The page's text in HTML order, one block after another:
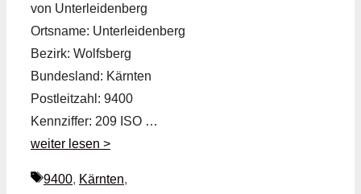
von Unterleidenberg
Ortsname: Unterleidenberg
Bezirk: Wolfsberg
Bundesland: Kärnten
Postleitzahl: 9400
Kennziffer: 209 ISO …
weiter lesen >
Schlagwörter
9400, Kärnten,